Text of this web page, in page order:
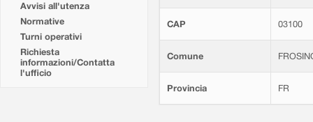
Avvisi all'utenza
Normative
Turni operativi
Richiesta
informazioni/Contatta
l'ufficio
CAP 03100
Comune
Provincia FR